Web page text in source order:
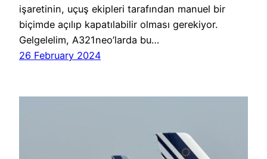
işaretinin, uçuş ekipleri tarafından manuel bir
biçimde açılıp kapatılabilir olması gerekiyor.
Gelgelelim, A321neo’larda bu…
26 February 2024